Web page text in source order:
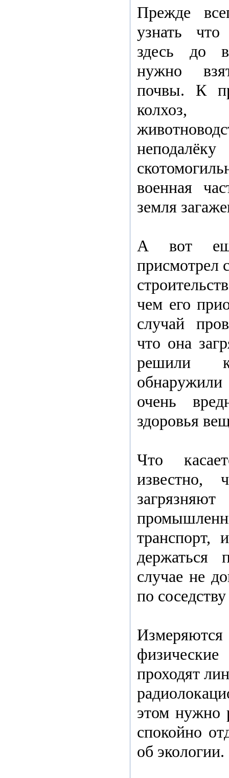
Прежде
узнать
здесь до
нужно
почвы. К
колхоз,
военная
земля
А вот
присмотрел
чем его
случай
что она
решили
очень
здоровья
Что
известно,
транспорт,
случае не
по
проходят
этом нужно
спокойно
об экологии.